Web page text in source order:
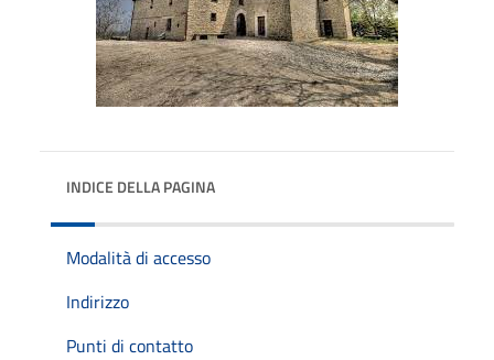
INDICE DELLA PAGINA
Modalità di accesso
Indirizzo
Punti di contatto